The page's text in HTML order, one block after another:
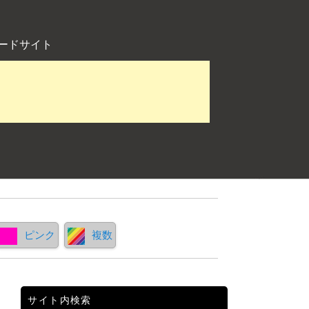
ドサイト
ピンク 複数
サイト内検索